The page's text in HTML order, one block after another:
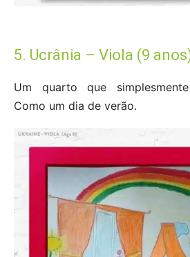
5. Ucrânia – Viola (9
Um quarto que
Como um dia de verão.